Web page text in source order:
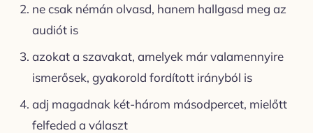
ne csak némán olvasd, hanem hallgasd meg az
audiót is
azokat a szavakat, amelyek már valamennyire
ismerősek, gyakorold fordított irányból is
adj magadnak két-három másodpercet, mielőtt
felfeded a választ